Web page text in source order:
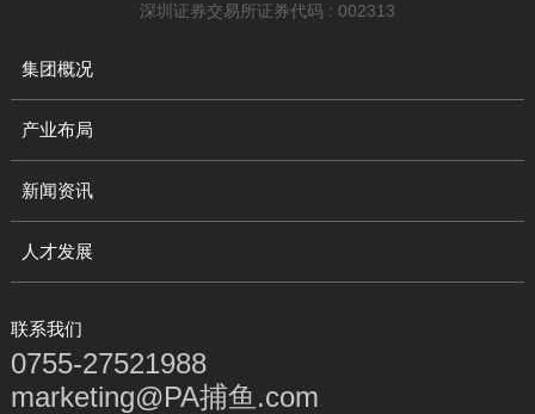
深圳证券交易所证券代码 : 002313
集团概况
产业布局
新闻资讯
人才发展
联系我们
0755-27521988
marketing@PA捕鱼.com